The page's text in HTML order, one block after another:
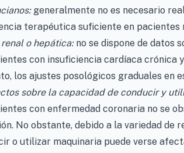
generalmente no es necesario
terapéutica suficiente en pacientes
o hepática:no se dispone de datos
con insuficiencia cardíaca
los ajustes posológicos graduales en
sobre la capacidad de conducir y
con enfermedad coronaria no se
No obstante, debido a la variedad de
o utilizar maquinaria puede verse